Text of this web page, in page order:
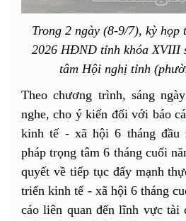
Trong 2 ngày (8-9/7), kỳ họp
2026 HĐND tỉnh khóa XVIII
tâm Hội nghị tỉnh
Theo chương trình, sáng
nghe, cho ý kiến đối với báo
kinh tế - xã hội 6 tháng đầu
pháp trọng tâm 6 tháng cuối
quyết về tiếp tục đẩy mạnh
triển kinh tế - xã hội 6 tháng
cáo liên quan đến lĩnh vực tài